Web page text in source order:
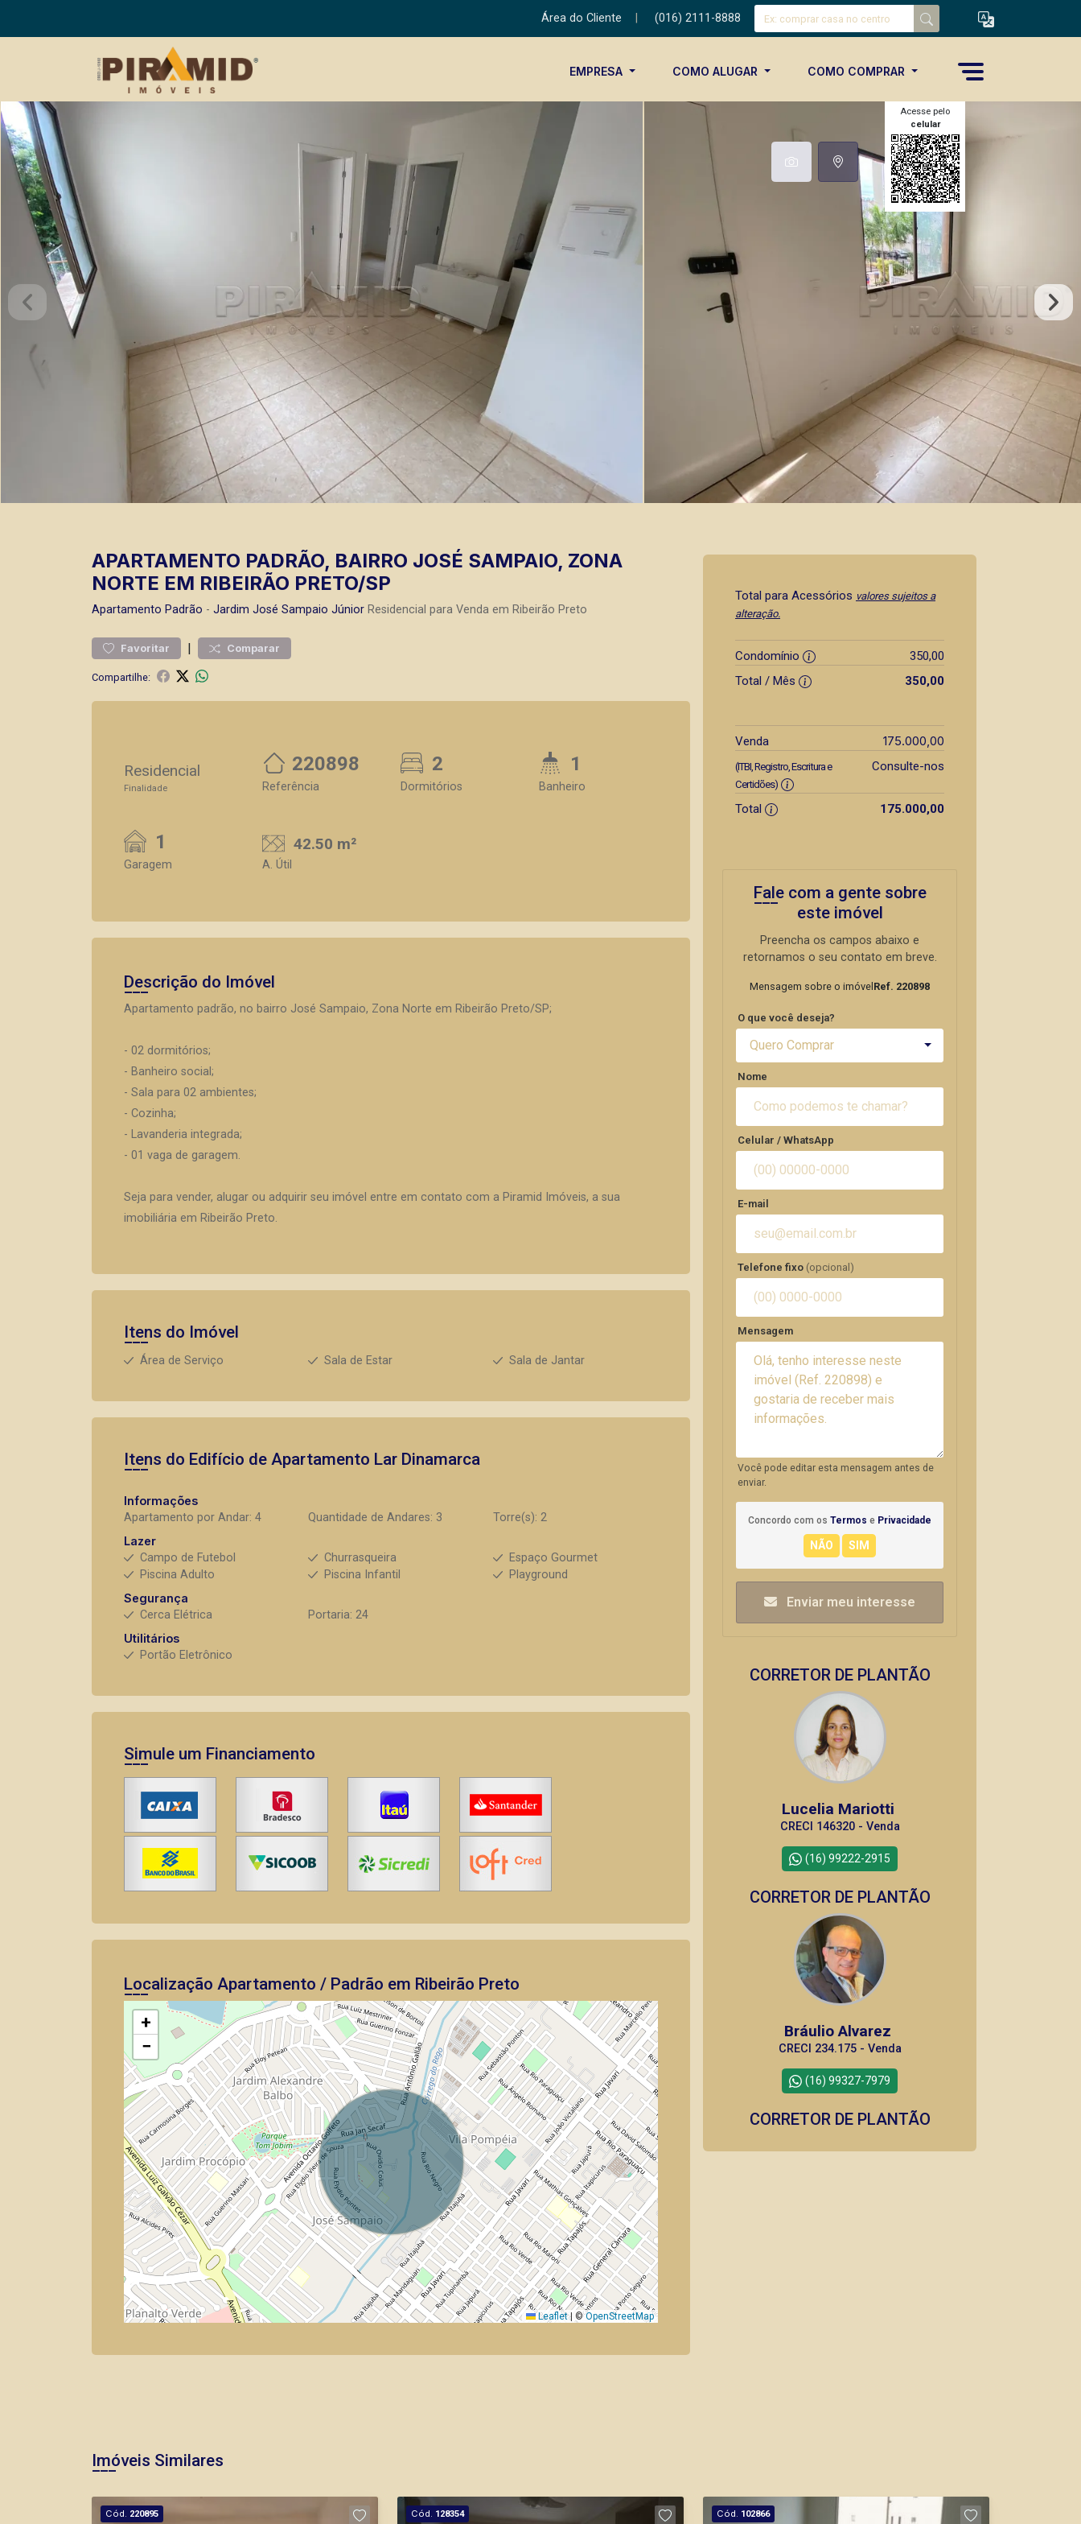
Área do Cliente (016) 2111-8888
EMPRESA COMO ALUGAR COMO COMPRAR
Acesse pelo
celular
APARTAMENTO PADRÃO, BAIRRO JOSÉ SAMPAIO, ZONA
NORTE EM RIBEIRÃO PRETO/SP
Apartamento Padrão - Jardim José Sampaio Júnior Residencial para Venda em Ribeirão Preto
Favoritar | Comparar
Compartilhe:
Residencial
Finalidade
220898
Referência
2
Dormitórios
1
Banheiro
1
Garagem
42.50 m²
A. Útil
Descrição do Imóvel
Apartamento padrão, no bairro José Sampaio, Zona Norte em Ribeirão Preto/SP;
- 02 dormitórios;
- Banheiro social;
- Sala para 02 ambientes;
- Cozinha;
- Lavanderia integrada;
- 01 vaga de garagem.
Seja para vender, alugar ou adquirir seu imóvel entre em contato com a Piramid Imóveis, a sua
imobiliária em Ribeirão Preto.
Itens do Imóvel
Área de Serviço Sala de Estar Sala de Jantar
Itens do Edifício de Apartamento Lar Dinamarca
Informações
Apartamento por Andar: 4
Quantidade de Andares: 3
Torre(s): 2
Lazer
Campo de Futebol
Churrasqueira
Espaço Gourmet
Piscina Adulto
Piscina Infantil
Playground
Segurança
Cerca Elétrica
Portaria: 24
Utilitários
Portão Eletrônico
Simule um Financiamento
Localização Apartamento / Padrão em Ribeirão Preto
+
−
Leaflet | ©OpenStreetMap
Total para Acessórios valores sujeitos a
alteração.
Condomínio
350,00
Total / Mês
350,00
Venda 175.000,00
(ITBI, Registro, Escritura e
Certidões)
Consulte-nos
Total 175.000,00
Fale com a gente sobre
este imóvel
Preencha os campos abaixo e
retornamos o seu contato em breve.
Mensagem sobre o imóvel Ref. 220898
O que você deseja?
Quero Comprar
Nome
Celular / WhatsApp
E-mail
Telefone fixo (opcional)
Mensagem
Você pode editar esta mensagem antes de
enviar.
Concordo com os Termos e Privacidade
Enviar meu interesse
CORRETOR DE PLANTÃO
Lucelia Mariotti
CRECI 146320 - Venda
(16) 99222-2915
CORRETOR DE PLANTÃO
Bráulio Alvarez
CRECI 234.175 - Venda
(16) 99327-7979
CORRETOR DE PLANTÃO
Imóveis Similares
Cód. 220895 Cód. 128354 Cód. 102866